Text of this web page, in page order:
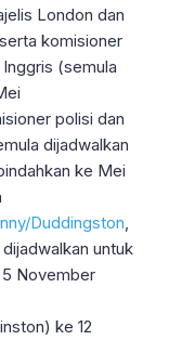
London dan
komisioner
Inggris (semula
polisi dan
dijadwalkan
ke Mei
Duddingston
untuk
November
ke 12